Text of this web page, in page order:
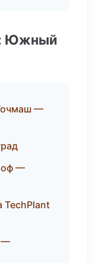
Южный
—
—
TechPlant
—